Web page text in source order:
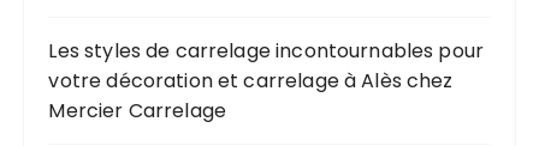
Les styles de carrelage incontournables pour
votre décoration et carrelage à Alès chez
Mercier Carrelage